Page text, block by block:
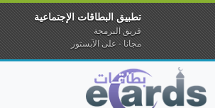
تطبيق البطاقات الإجتماعية
فريق البرمجة
مجانا - على الآبستور